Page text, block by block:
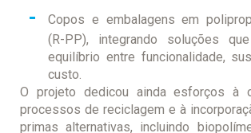
Copos e embalagens em
(R-PP), integrando soluções
equilíbrio entre funcionalidade,
custo.
O projeto dedicou ainda esforços à
processos de reciclagem e à
primas alternativas, incluindo